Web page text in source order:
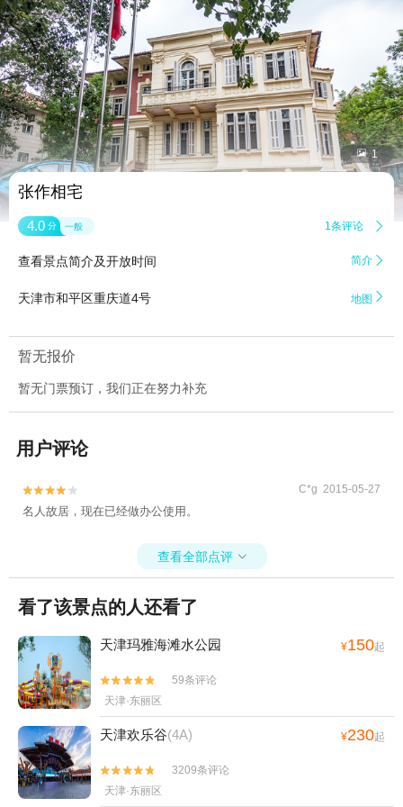
 1
张作相宅
4.0 分 一般 1条评论 
查看景点简介及开放时间 简介 
天津市和平区重庆道4号 地图 
暂无报价
暂无门票预订，我们正在努力补充
用户评论

 C*g 2015-05-27
名人故居，现在已经做办公使用。
查看全部点评 
看了该景点的人还看了
天津玛雅海滩水公园 ¥150起


59条评论
天津·东丽区
天津欢乐谷(4A) ¥230起


3209条评论
天津·东丽区
